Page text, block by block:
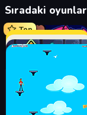
Sıradaki oyunlar
Top
Oyunlar Beceri
Charger